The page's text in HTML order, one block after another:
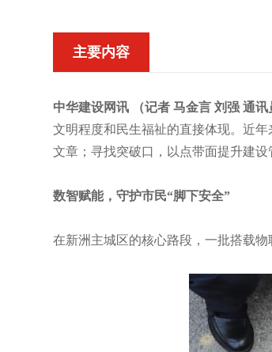
主要内容
中华建设网讯 （记者 马金言 刘强 通
文明程度和民生福祉的直接体现。近
文章；寻找突破口，以点带面提升建
数智赋能，守护市民“脚下安全”
在新洲主城区的核心路段，一批搭载物